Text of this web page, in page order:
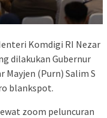
Komdigi RI Nezar
dilakukan Gubernur
Mayjen (Purn) Salim S
blankspot.
zoom peluncuran